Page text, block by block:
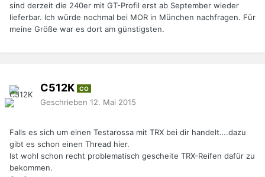
sind derzeit die 240er mit GT-Profil erst ab September wieder
lieferbar. Ich würde nochmal bei MOR in München nachfragen. Für
meine Größe war es dort am günstigsten.
C512K CO
Geschrieben 12. Mai 2015
Falls es sich um einen Testarossa mit TRX bei dir handelt….dazu
gibt es schon einen Thread hier.
Ist wohl schon recht problematisch gescheite TRX-Reifen dafür zu
bekommen.